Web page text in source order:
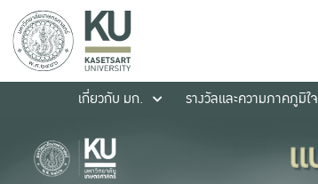
เกี่ยวกับ มก.
รางวัลและความภาคภูมิใจ